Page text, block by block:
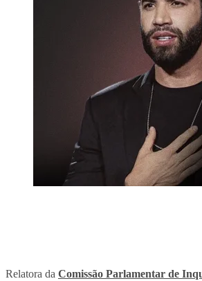
Relatora da Comissão Parlamentar de